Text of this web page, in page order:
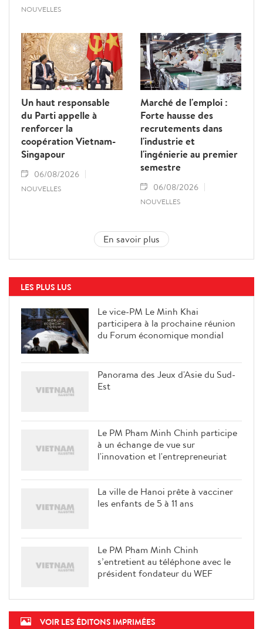
NOUVELLES
Un haut responsable
du Parti appelle à
renforcer la
coopération Vietnam-
Singapour
06/08/2026
NOUVELLES
Marché de l'emploi :
Forte hausse des
recrutements dans
l'industrie et
l'ingénierie au premier
semestre
06/08/2026
NOUVELLES
En savoir plus
LES PLUS LUS
Le vice-PM Le Minh Khai
participera à la prochaine réunion
du Forum économique mondial
Panorama des Jeux d'Asie du Sud-
Est
Le PM Pham Minh Chinh participe
à un échange de vue sur
l'innovation et l'entrepreneuriat
La ville de Hanoi prête à vacciner
les enfants de 5 à 11 ans
Le PM Pham Minh Chinh
s’entretient au téléphone avec le
président fondateur du WEF
VOIR LES ÉDITONS IMPRIMÉES